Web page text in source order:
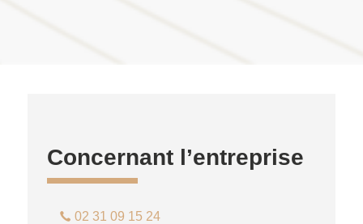
Concernant l’entreprise
02 31 09 15 24